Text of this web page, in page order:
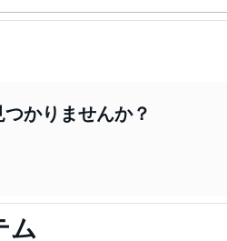
かりませんか？
ム